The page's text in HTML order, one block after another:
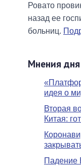
Ровато
назад ее
больниц.
Мнения дня
идея о
Вторая
Китая:
Падение